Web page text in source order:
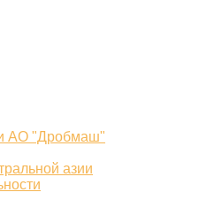
АО "Дробмаш"
азии